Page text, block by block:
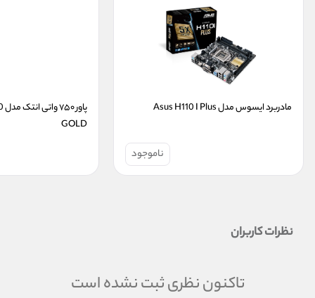
مادربرد ایسوس مدل Asus H110 I Plus
ناموجود
GOLD
نظرات کاربران
تاکنون نظری ثبت نشده است